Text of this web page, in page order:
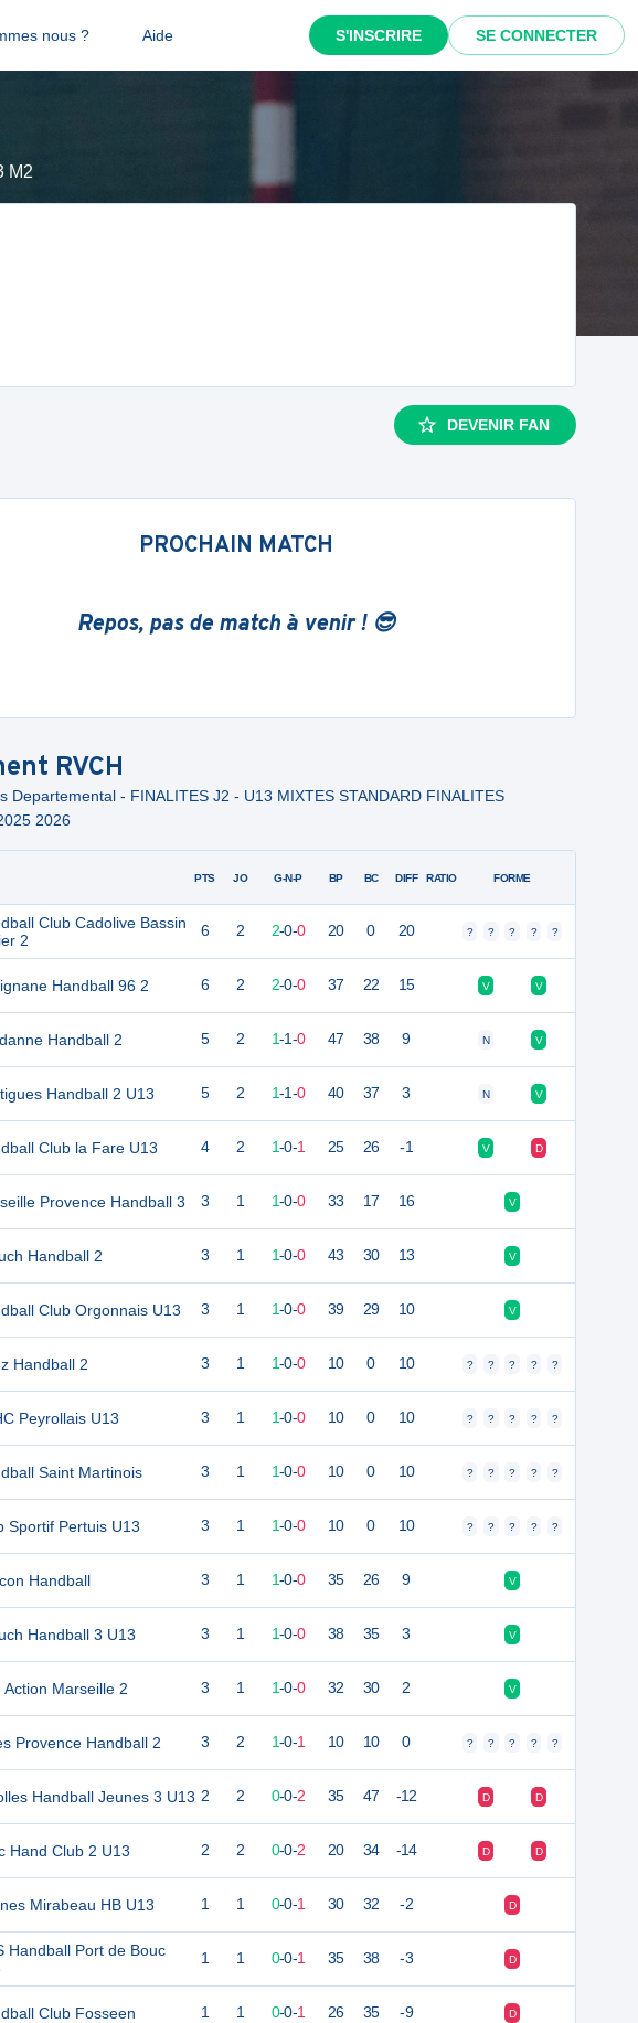
nous ? Aide S'INSCRIRE SE CONNECTER
M2
DEVENIR FAN
PROCHAIN MATCH
Repos, pas de match à venir ! 😎
RVCH
Departemental - FINALITES J2 - U13 MIXTES STANDARD FINALITES
2026
Club Cadolive Bassin
2
Handball 96 2
Handball 2
Handball 2 U13
Club la Fare U13
Provence Handball 3
Handball 2
Club Orgonnais U13
Handball 2
Peyrollais U13
Saint Martinois
Sportif Pertuis U13
Handball
Handball 3 U13
Action Marseille 2
Provence Handball 2
Handball Jeunes 3 U13
Hand Club 2 U13
Mirabeau HB U13
Handball Port de Bouc
Club Fosseen
PTS JO G-N-P BP BC DIFF RATIO FORME
6 2 2-0-0 20 0 20 ? ? ? ? ?
6 2 2-0-0 37 22 15 V V
5 2 1-1-0 47 38 9 N V
5 2 1-1-0 40 37 3 N V
4 2 1-0-1 25 26 -1 V D
3 1 1-0-0 33 17 16 V
3 1 1-0-0 43 30 13 V
3 1 1-0-0 39 29 10 V
3 1 1-0-0 10 0 10 ? ? ? ? ?
3 1 1-0-0 10 0 10 ? ? ? ? ?
3 1 1-0-0 10 0 10 ? ? ? ? ?
3 1 1-0-0 10 0 10 ? ? ? ? ?
3 1 1-0-0 35 26 9 V
3 1 1-0-0 38 35 3 V
3 1 1-0-0 32 30 2 V
3 2 1-0-1 10 10 0 ? ? ? ? ?
2 2 0-0-2 35 47 -12 D D
2 2 0-0-2 20 34 -14 D D
1 1 0-0-1 30 32 -2 D
1 1 0-0-1 35 38 -3 D
1 1 0-0-1 26 35 -9 D